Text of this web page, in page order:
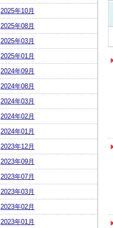
2025年10月
2025年08月
2025年03月
2025年01月
2024年09月
2024年08月
2024年03月
2024年02月
2024年01月
2023年12月
2023年09月
2023年07月
2023年03月
2023年02月
2023年01月